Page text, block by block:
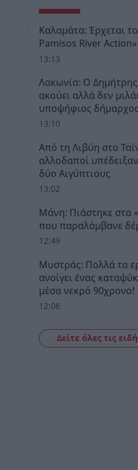
Καλαμάτα: Έρχεται
Pamisos River
13:13
Λακωνία: Ο
ακούει αλλά δεν
υποψήφιος
13:10
Από τη Λιβύη στο
αλλοδαποί
δύο Αιγύπτιους
13:02
Μάνη: Πιάστηκε στα
που παραλάμβανε
12:49
Μυστράς: Πολλά τα
ανοίγει ένας
μέσα νεκρό 90χρονο!
12:06
Δείτε όλες τις